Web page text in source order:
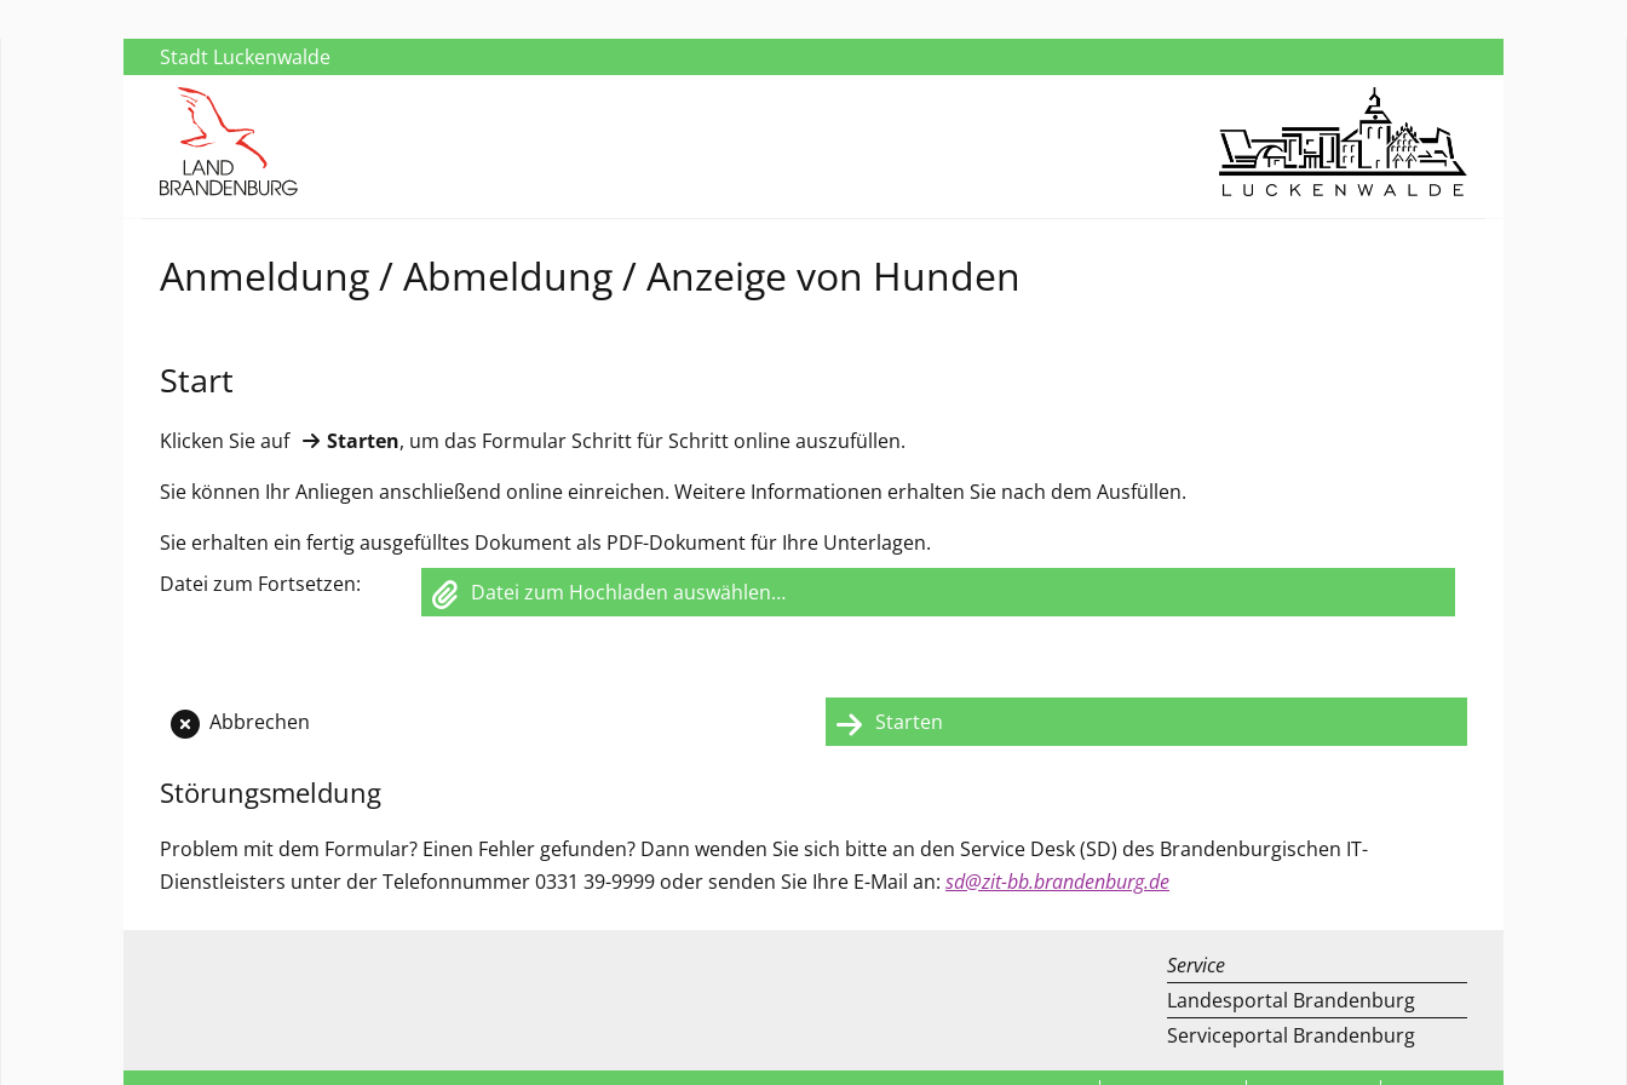
Stadt Luckenwalde
Anmeldung / Abmeldung / Anzeige von Hunden
Start
Klicken Sie auf Starten, um das Formular Schritt für Schritt online auszufüllen.
Sie können Ihr Anliegen anschließend online einreichen. Weitere Informationen erhalten Sie nach dem Ausfüllen.
Sie erhalten ein fertig ausgefülltes Dokument als PDF-Dokument für Ihre Unterlagen.
Datei zum Fortsetzen:
Datei zum Hochladen auswählen…
Abbrechen Starten
Störungsmeldung
Problem mit dem Formular? Einen Fehler gefunden? Dann wenden Sie sich bitte an den Service Desk (SD) des Brandenburgischen IT-
Dienstleisters unter der Telefonnummer 0331 39-9999 oder senden Sie Ihre E-Mail an: sd@zit-bb.brandenburg.de
Service
Landesportal Brandenburg
Serviceportal Brandenburg